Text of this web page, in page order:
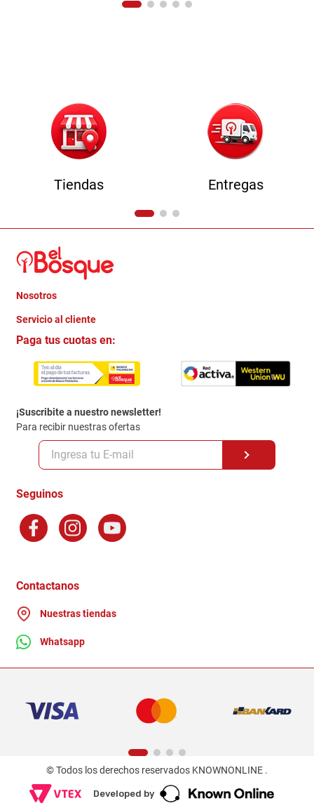
Tiendas Entregas
Nosotros
Quienes somos
Trabaja con Nosotros
Contacto
Servicio al cliente
Crédito Directo
Garantia
Politica de Privacidad
Políticas y condiciones GiftCard
Formas de Pago
Terminos y Condiciones
Factura Electronica
Ganadores - Promociones
Paga tus cuotas en:
¡Suscribite a nuestro newsletter!
Para recibir nuestras ofertas
Seguinos
Contactanos
Nuestras tiendas
Whatsapp
© Todos los derechos reservados KNOWNONLINE .
Developed by